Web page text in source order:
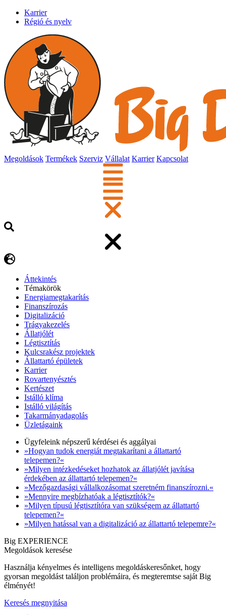
Karrier
Régió és nyelv
Megoldások Termékek Szerviz Vállalat Karrier Kapcsolat
Áttekintés
Témakörök
Energiamegtakarítás
Finanszírozás
Digitalizáció
Trágyakezelés
Állatjólét
Légtisztítás
Kulcsrakész projektek
Állattartó épületek
Karrier
Rovartenyésztés
Kertészet
Istálló klíma
Istálló világítás
Takarmányadagolás
Üzletágaink
Ügyfeleink népszerű kérdései és aggályai
»Hogyan tudok energiát megtakarítani a állattartó
telepemen?«
»Milyen intézkedéseket hozhatok az állatjólét javítása
érdekében az állattartó telepemen?«
»Mezőgazdasági vállalkozásomat szeretném finanszírozni.«
»Mennyire megbízhatóak a légtisztítók?«
»Milyen típusú légtisztítóra van szükségem az állattartó
telepemen?«
»Milyen hatással van a digitalizáció az állattartó telepemre?«
Big EXPERIENCE
Megoldások keresése
Használja kényelmes és intelligens megoldáskeresőnket, hogy
gyorsan megoldást találjon problémáira, és megteremtse saját Big
élményét!
Keresés megnyitása